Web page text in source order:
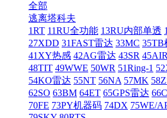
全部
逃离塔科夫
1RT 11RU全功能 13RU内部单透
27XDD 31FAST雷达 33MC 35TB
41XY热感 42AG雷达 43SR
48TIT 49WWE 50WR 51Ring-1
54KO雷达 55NT 56NA 57MK
62SO 63BM 64ET 65GPS雷达
70FE 73PY机器码 74DX 75WE/